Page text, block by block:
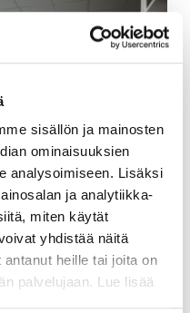
sisällön ja mainosten
ominaisuuksien
analysoimiseen. Lisäksi
ja analytiikka-
miten käytät
yhdistää näitä
heille tai joita on
palvelujaan. Lue lisää
pääsevät
eri puolilla